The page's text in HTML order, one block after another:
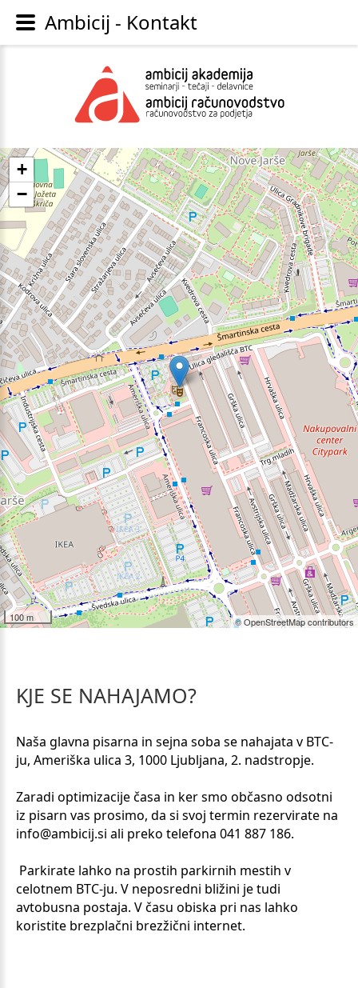
+
−
100 m © OpenStreetMap contributors
KJE SE NAHAJAMO?
Naša glavna pisarna in sejna soba se nahajata v BTC-
ju, Ameriška ulica 3, 1000 Ljubljana, 2. nadstropje.
Zaradi optimizacije časa in ker smo občasno odsotni
iz pisarn vas prosimo, da si svoj termin rezervirate na
info@ambicij.si ali preko telefona 041 887 186.
Parkirate lahko na prostih parkirnih mestih v
celotnem BTC-ju. V neposredni bližini je tudi
avtobusna postaja. V času obiska pri nas lahko
koristite brezplačni brezžični internet.
Ambicij - Kontakt